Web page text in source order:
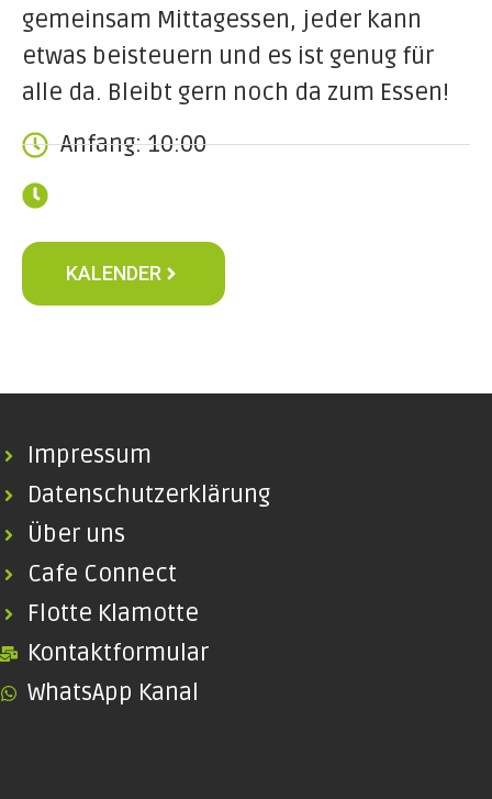
gemeinsam Mittagessen, jeder kann
etwas beisteuern und es ist genug für
alle da. Bleibt gern noch da zum Essen!
Anfang: 10:00
KALENDER
Impressum
Datenschutzerklärung
Über uns
Cafe Connect
Flotte Klamotte
Kontaktformular
WhatsApp Kanal